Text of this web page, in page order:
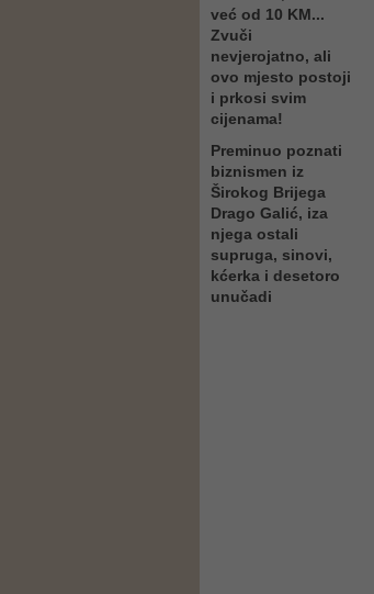
već od 10 KM...
Zvuči
nevjerojatno, ali
ovo mjesto postoji
i prkosi svim
cijenama!
Preminuo poznati
biznismen iz
Širokog Brijega
Drago Galić, iza
njega ostali
supruga, sinovi,
kćerka i desetoro
unučadi